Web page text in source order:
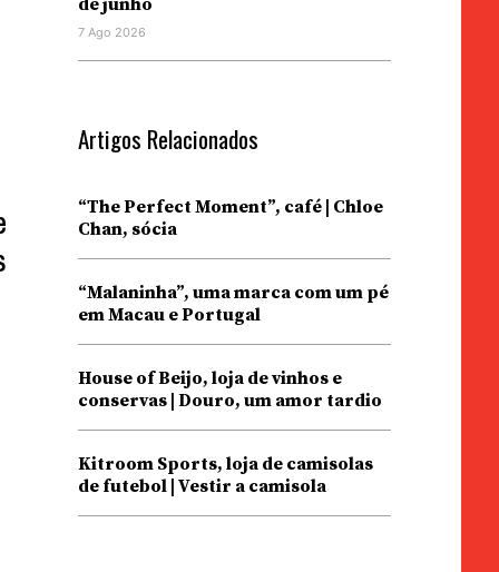
de junho
7 Ago 2026
Artigos Relacionados
“The Perfect Moment”, café | Chloe
Chan, sócia
“Malaninha”, uma marca com um pé
em Macau e Portugal
House of Beijo, loja de vinhos e
conservas | Douro, um amor tardio
Kitroom Sports, loja de camisolas
de futebol | Vestir a camisola